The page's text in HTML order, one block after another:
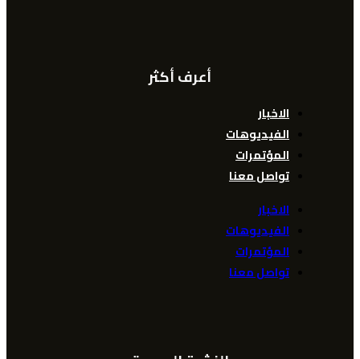
أعرف أكثر
الاخبار
الفيديوهات
المؤتمرات
تواصل معنا
الاخبار
الفيديوهات
المؤتمرات
تواصل معنا